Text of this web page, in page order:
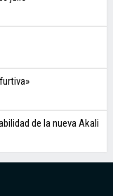
de la nueva Akali